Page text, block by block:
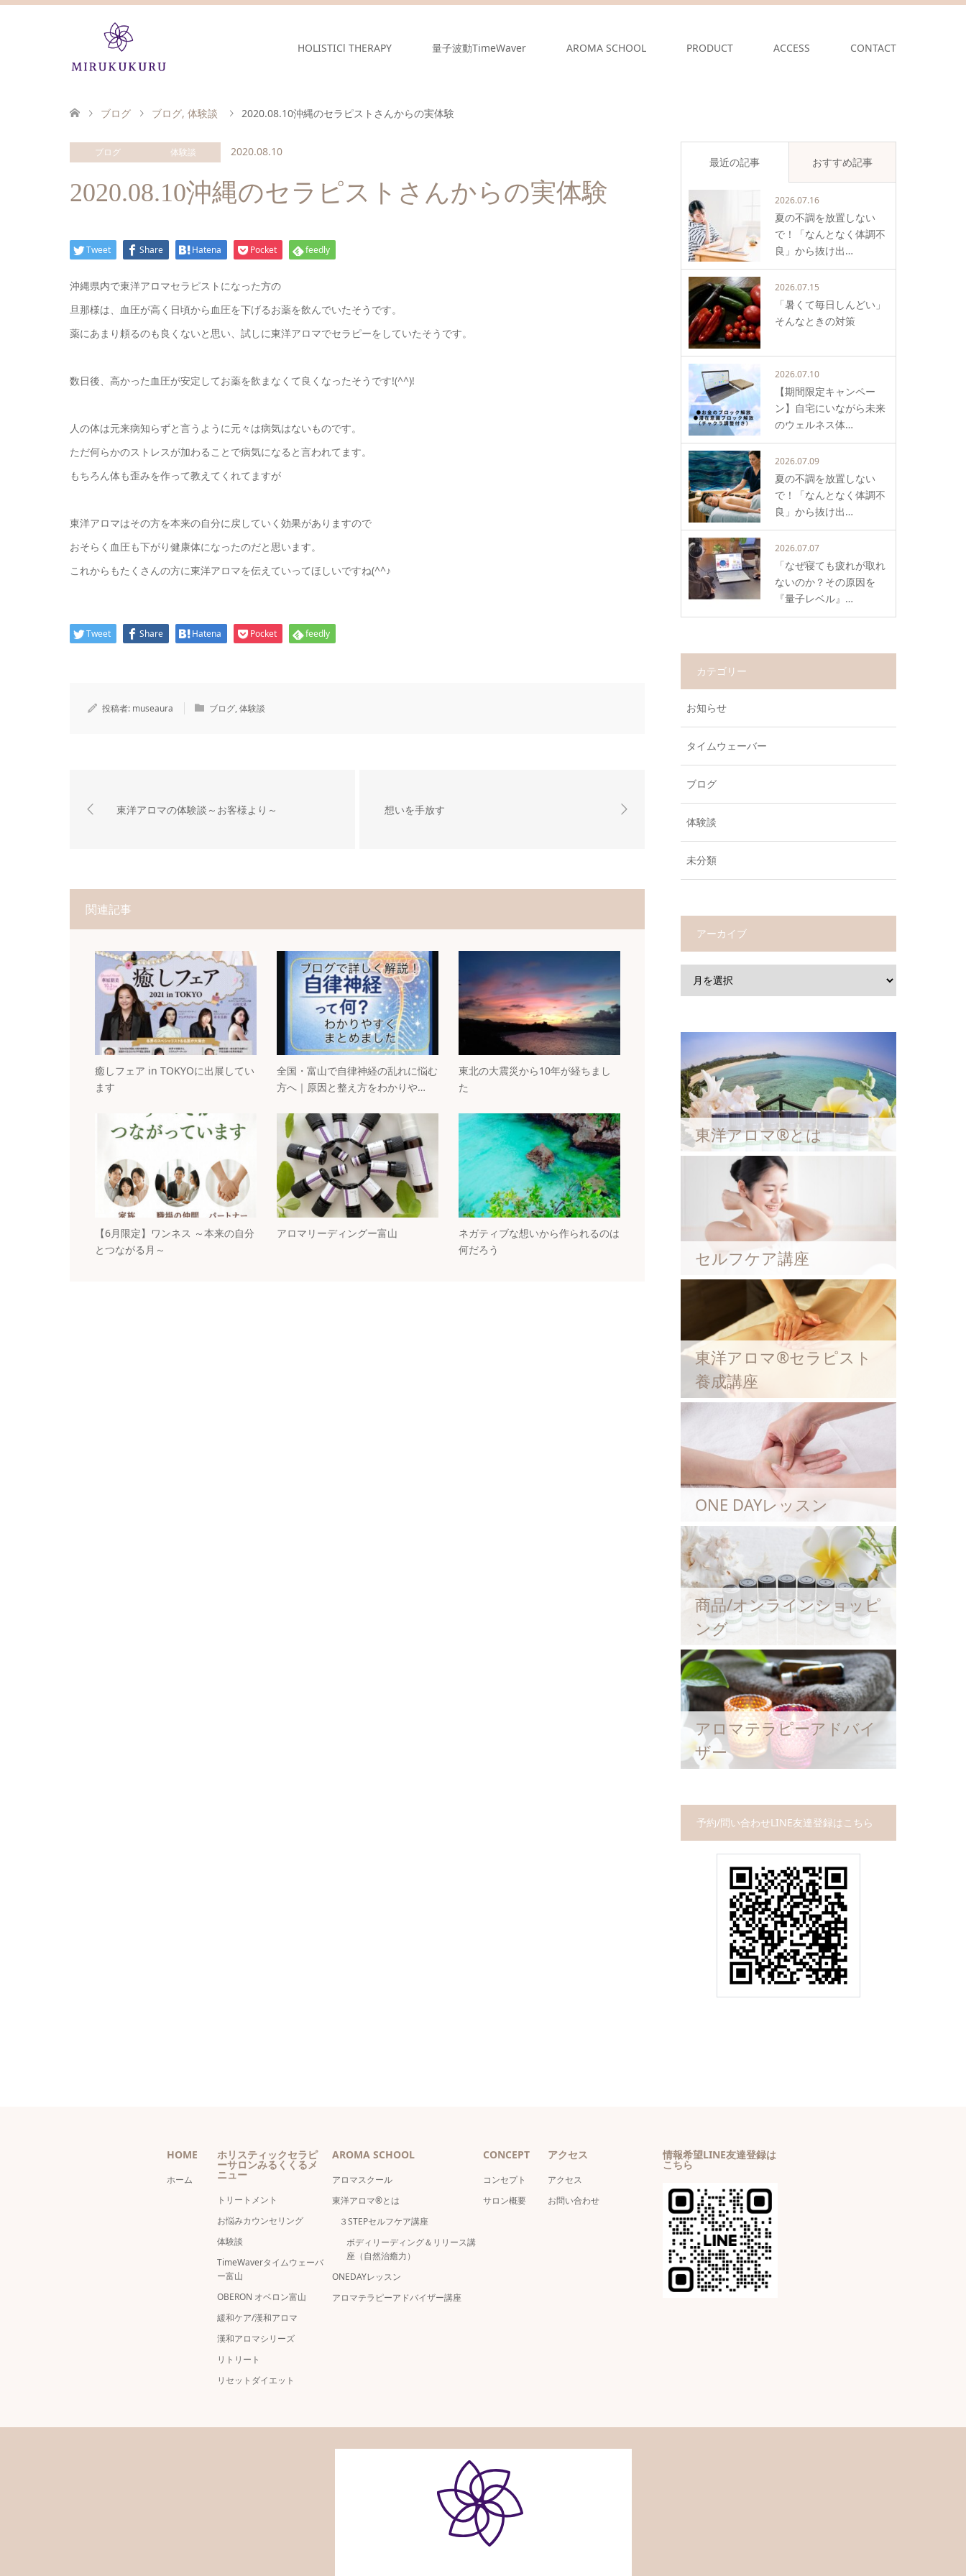
HOLISTICl THERAPY 量子波動TimeWaver AROMA SCHOOL PRODUCT ACCESS CONTACT
ブログ ブログ, 体験談 2020.08.10沖縄のセラピストさんからの実体験
ブログ 体験談 2020.08.10
2020.08.10沖縄のセラピストさんからの実体験
Tweet Share Hatena Pocket feedly
沖縄県内で東洋アロマセラピストになった方の
旦那様は、血圧が高く日頃から血圧を下げるお薬を飲んでいたそうです。
薬にあまり頼るのも良くないと思い、試しに東洋アロマでセラピーをしていたそうです。
数日後、高かった血圧が安定してお薬を飲まなくて良くなったそうです!(^^)!
人の体は元来病知らずと言うように元々は病気はないものです。
ただ何らかのストレスが加わることで病気になると言われてます。
もちろん体も歪みを作って教えてくれてますが
東洋アロマはその方を本来の自分に戻していく効果がありますので
おそらく血圧も下がり健康体になったのだと思います。
これからもたくさんの方に東洋アロマを伝えていってほしいですね(^^♪
Tweet Share Hatena Pocket feedly
投稿者: museaura ブログ,体験談
東洋アロマの体験談～お客様より～ 想いを手放す
関連記事
癒しフェア in TOKYOに出展してい
ます
全国・富山で自律神経の乱れに悩む
方へ｜原因と整え方をわかりや…
東北の大震災から10年が経ちまし
た
【6月限定】ワンネス ～本来の自分
とつながる月～
アロマリーディングー富山
ネガティブな想いから作られるのは
何だろう
最近の記事 おすすめ記事
2026.07.16
夏の不調を放置しない
で！「なんとなく体調不
良」から抜け出…
2026.07.15
「暑くて毎日しんどい」
そんなときの対策
2026.07.10
【期間限定キャンペー
ン】自宅にいながら未来
のウェルネス体…
2026.07.09
夏の不調を放置しない
で！「なんとなく体調不
良」から抜け出…
2026.07.07
「なぜ寝ても疲れが取れ
ないのか？その原因を
『量子レベル』…
カテゴリー
お知らせ
タイムウェーバー
ブログ
体験談
未分類
アーカイブ
東洋アロマ®とは
セルフケア講座
東洋アロマ®セラピスト
養成講座
ONE DAYレッスン
商品/オンラインショッピ
ング
アロマテラピーアドバイ
ザー
予約/問い合わせLINE友達登録はこちら
HOME
ホーム
ホリスティックセラピ
ーサロンみるくくるメ
ニュー
トリートメント
お悩みカウンセリング
体験談
TimeWaverタイムウェーバ
ー富山
OBERON オベロン富山
緩和ケア/漢和アロマ
漢和アロマシリーズ
リトリート
リセットダイエット
AROMA SCHOOL
アロマスクール
東洋アロマ®とは
３STEPセルフケア講座
ボディリーディング＆リリース講
座（自然治癒力）
ONEDAYレッスン
アロマテラピーアドバイザー講座
CONCEPT
コンセプト
サロン概要
アクセス
アクセス
お問い合わせ
情報希望LINE友達登録は
こちら